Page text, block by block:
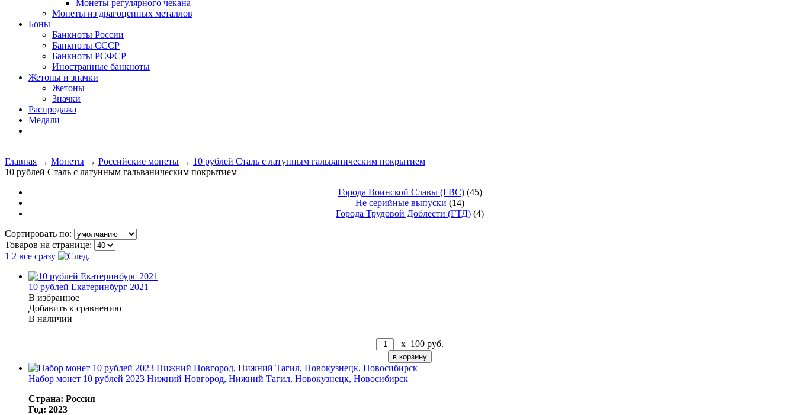
Монеты регулярного чекана
Монеты из драгоценных металлов
Боны
Банкноты России
Банкноты СССР
Банкноты РСФСР
Иностранные банкноты
Жетоны и значки
Жетоны
Значки
Распродажа
Медали
Главная → Монеты → Российские монеты → 10 рублей Сталь с латунным гальваническим покрытием
10 рублей Сталь с латунным гальваническим покрытием
Города Воинской Славы (ГВС)(45)
Не серийные выпуски (14)
Города Трудовой Доблести (ГТД) (4)
Сортировать по:
Товаров на странице:
1 2 все сразу
10 рублей Екатеринбург 2021
В избранное
Добавить к сравнению
В наличии
x 100 руб.
Набор монет 10 рублей 2023 Нижний Новгород, Нижний Тагил, Новокузнецк, Новосибирск
Страна: Россия
Год: 2023